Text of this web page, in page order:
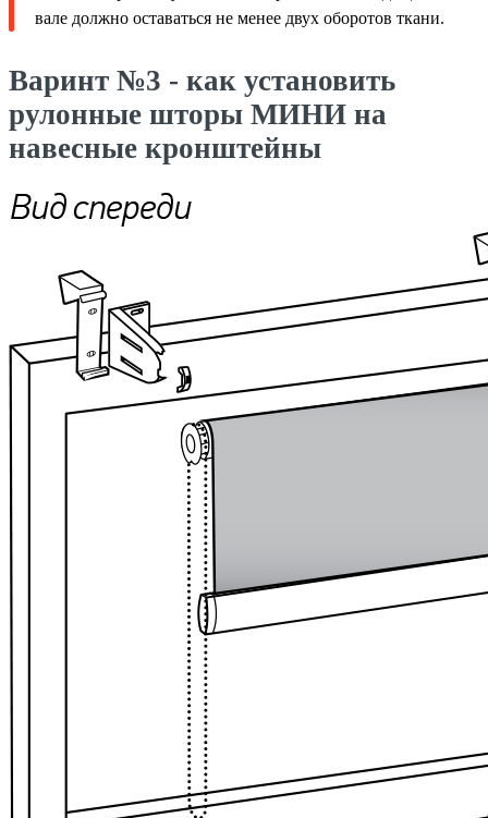
вале должно оставаться не менее двух оборотов ткани.
Варинт №3 - как установить
рулонные шторы МИНИ на
навесные кронштейны